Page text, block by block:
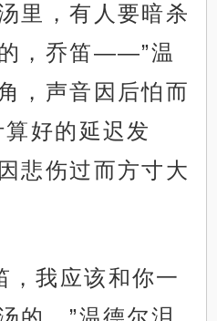
里，有人要暗杀
，乔笛——”温
，声音因后怕而
好的延迟发
悲伤过而方寸大
，我应该和你一